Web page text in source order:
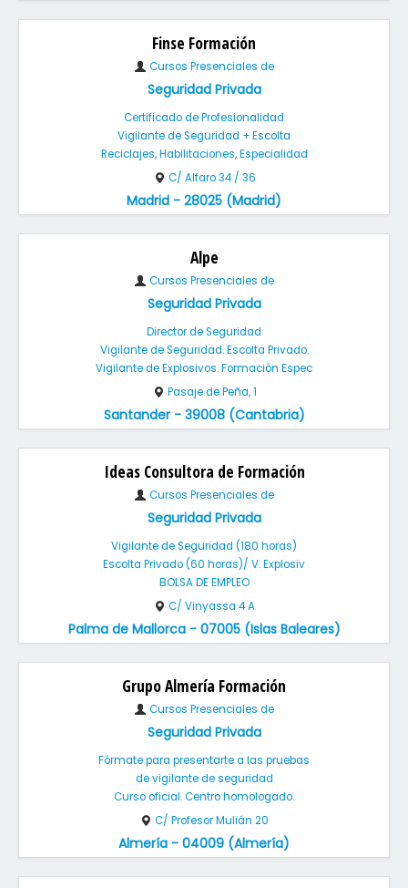
Finse Formación
Cursos Presenciales de
Seguridad Privada
Certificado de Profesionalidad
Vigilante de Seguridad + Escolta
Reciclajes, Habilitaciones, Especialidad
C/ Alfaro 34 / 36
Madrid - 28025 (Madrid)
Alpe
Cursos Presenciales de
Seguridad Privada
Director de Seguridad
Vigilante de Seguridad. Escolta Privado.
Vigilante de Explosivos. Formación Espec
Pasaje de Peña, 1
Santander - 39008 (Cantabria)
Ideas Consultora de Formación
Cursos Presenciales de
Seguridad Privada
Vigilante de Seguridad (180 horas)
Escolta Privado (60 horas)/ V. Explosiv
BOLSA DE EMPLEO
C/ Vinyassa 4 A
Palma de Mallorca - 07005 (Islas Baleares)
Grupo Almería Formación
Cursos Presenciales de
Seguridad Privada
Fórmate para presentarte a las pruebas
de vigilante de seguridad
Curso oficial. Centro homologado.
C/ Profesor Mulián 20
Almería - 04009 (Almería)